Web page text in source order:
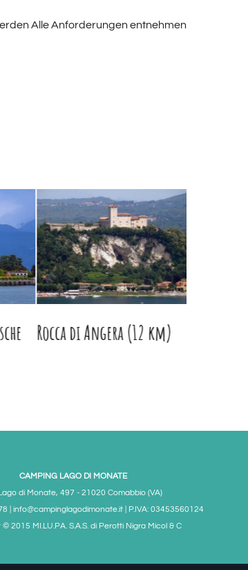
Alle Anforderungen entnehmen
Rocca di Angera (12 km)
CAMPING LAGO DI MONATE
di Monate, 497 - 21020 Comabbio (VA)
| info@campinglagodimonate.it | P.IVA: 03453560124
2015 MI.LU.PA. S.A.S. di Perotti Nigra Micol & C